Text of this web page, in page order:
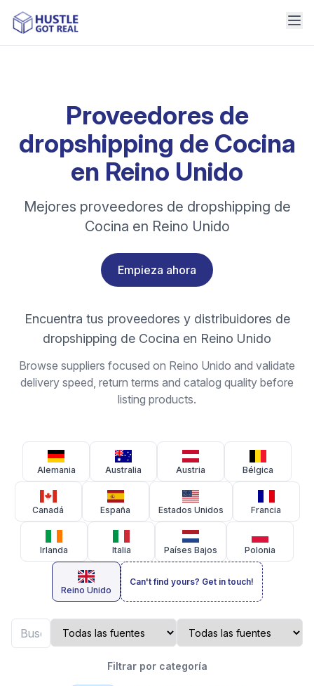
Proveedores de
dropshipping de Cocina
en Reino Unido
Mejores proveedores de dropshipping de
Cocina en Reino Unido
Empieza ahora
Encuentra tus proveedores y distribuidores de
dropshipping de Cocina en Reino Unido
Browse suppliers focused on Reino Unido and validate
delivery speed, return terms and catalog quality before
listing products.
Alemania Australia Austria Bélgica
Canadá España Estados Unidos Francia
Irlanda Italia Países Bajos Polonia
Reino Unido
Can't find yours? Get in touch!
Filtrar por categoría